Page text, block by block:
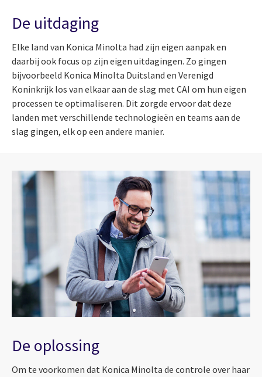
De uitdaging
Elke land van Konica Minolta had zijn eigen aanpak en
daarbij ook focus op zijn eigen uitdagingen. Zo gingen
bijvoorbeeld Konica Minolta Duitsland en Verenigd
Koninkrijk los van elkaar aan de slag met CAI om hun eigen
processen te optimaliseren. Dit zorgde ervoor dat deze
landen met verschillende technologieën en teams aan de
slag gingen, elk op een andere manier.
De oplossing
Om te voorkomen dat Konica Minolta de controle over haar